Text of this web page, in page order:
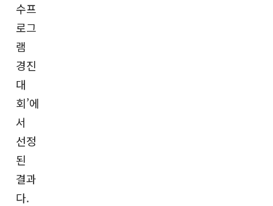
수프
로그
램
경진
대
회’에
서
선정
된
결과
다.